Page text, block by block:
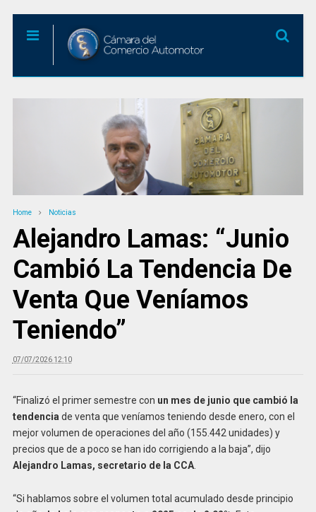
Home Noticias
Alejandro Lamas: “Junio
Cambió La Tendencia De
Venta Que Veníamos
Teniendo”
07/07/2026 12:10
“Finalizó el primer semestre con un mes de junio que cambió la
tendencia de venta que veníamos teniendo desde enero, con el
mejor volumen de operaciones del año (155.442 unidades) y
precios que de a poco se han ido corrigiendo a la baja”, dijo
Alejandro Lamas, secretario de la CCA.
“Si hablamos sobre el volumen total acumulado desde principio